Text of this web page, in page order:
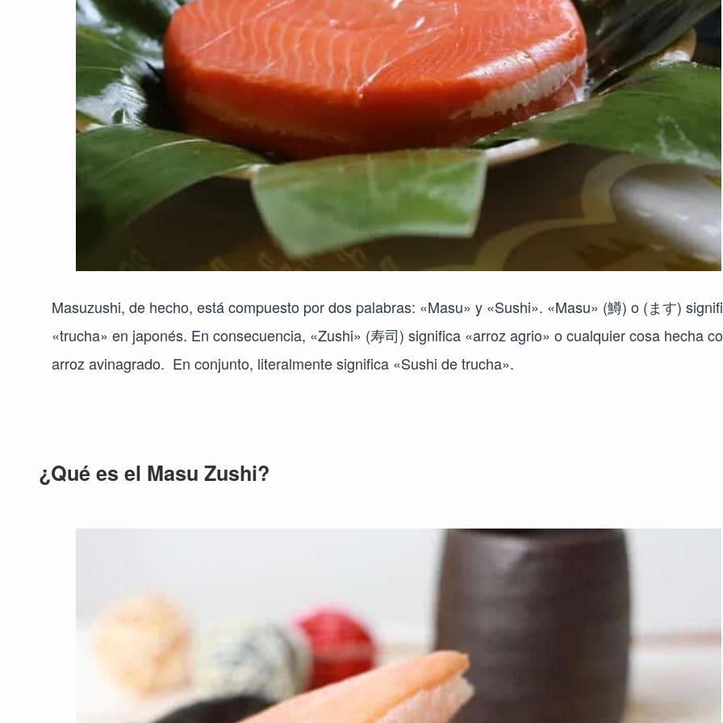
Masuzushi, de hecho, está compuesto por dos palabras: «Masu» y «Sushi». «Masu» (鱒) o (ます)
«trucha» en japonés. En consecuencia, «Zushi» (寿司) significa «arroz agrio» o cualquier cosa hecha
arroz avinagrado. En conjunto, literalmente significa «Sushi de trucha».
¿Qué es el Masu Zushi?